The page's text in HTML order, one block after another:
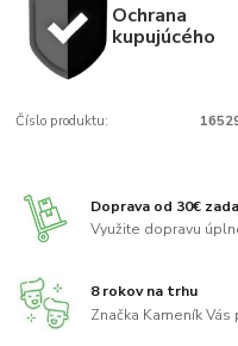
Ochrana
kupujúcého
Číslo produktu:
Doprava od 30€
Využite dopravu
8 rokov na trhu
Značka Kameník